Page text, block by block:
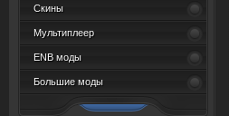
Скины
Мультиплеер
ENB моды
Большие моды